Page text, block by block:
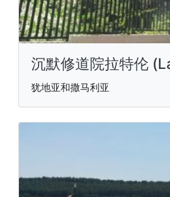
沉默修道院拉特伦
犹地亚和撒马利亚